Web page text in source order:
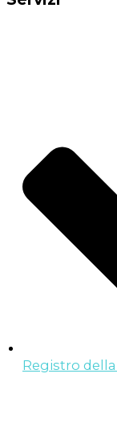
Registro